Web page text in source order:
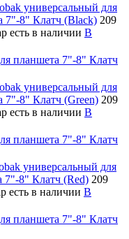
универсальный для
7"-8" Клатч (Black) 209
есть в наличии В
планшета 7"-8" Клатч
универсальный для
7"-8" Клатч (Green) 209
есть в наличии В
планшета 7"-8" Клатч
универсальный для
7"-8" Клатч (Red) 209
есть в наличии В
планшета 7"-8" Клатч